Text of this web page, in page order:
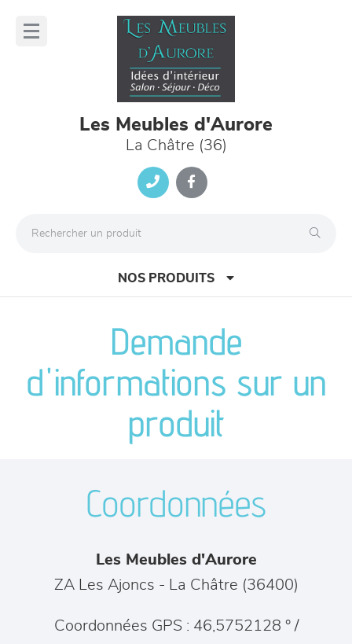
Les Meubles d'Aurore
La Châtre (36)
NOS PRODUITS
canapés et fauteuils
séjours
meubles de complément
chambres et dressing
Demande
d'informations sur un
produit
Coordonnées
Les Meubles d'Aurore
ZA Les Ajoncs - La Châtre (36400)
Coordonnées GPS : 46,5752128 ° /